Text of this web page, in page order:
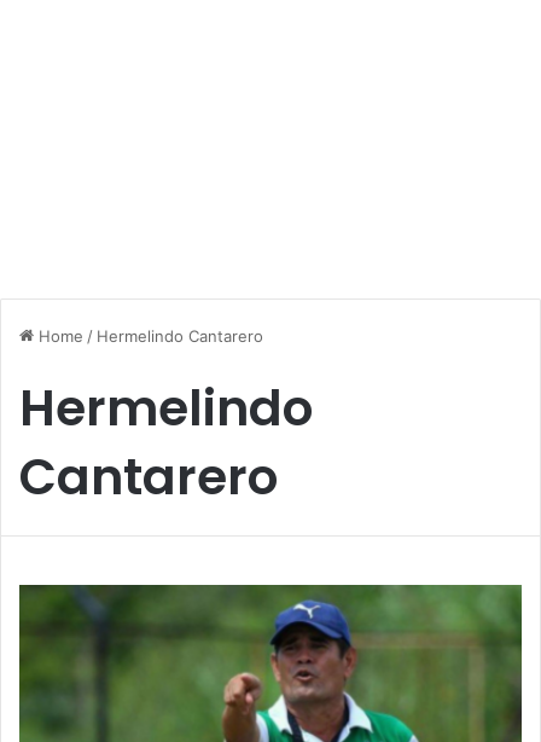
Home / Hermelindo Cantarero
Hermelindo
Cantarero